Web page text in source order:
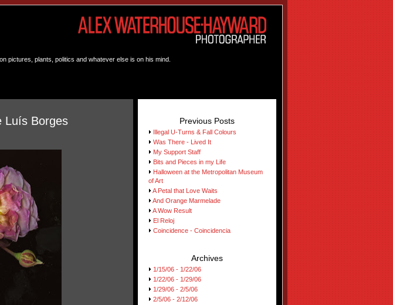
pictures, plants, politics and whatever else is on his mind.
Luís Borges Previous Posts
Illegal U-Turns & Fall Colours
Was There - Lived It
My Support Staff
Bits and Pieces in my Life
Halloween at the Metropolitan Museum
of Art
A Petal that Love Waits
And Orange Marmelade
A Wow Result
El Reloj
Coincidence - Coincidencia
Archives
1/15/06 - 1/22/06
1/22/06 - 1/29/06
1/29/06 - 2/5/06
2/5/06 - 2/12/06